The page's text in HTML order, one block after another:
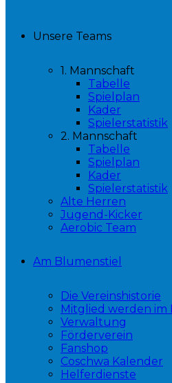
Unsere Teams
1. Mannschaft
Tabelle
Spielplan
Kader
Spielerstatistik
2. Mannschaft
Tabelle
Spielplan
Kader
Spielerstatistik
Alte Herren
Jugend-Kicker
Aerobic Team
Am Blumenstiel
Die Vereinshistorie
Mitglied werden im
Verwaltung
Förderverein
Fanshop
Coschwa Kalender
Helferdienste